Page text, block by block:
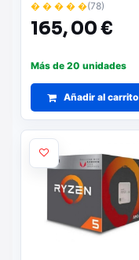
� � � � �(78)
165,00 €
Más de 20 unidades
Añadir al carrito